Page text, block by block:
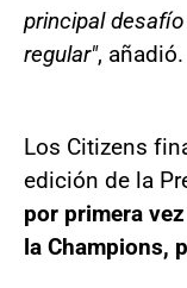
principal
regular", añadió.
Los Citizens
edición de la
por primera
la Champions,